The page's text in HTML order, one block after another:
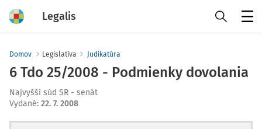
Legalis
Domov Legislatíva Judikatúra
6 Tdo 25/2008 - Podmienky dovolania
Najvyšší súd SR - senát
Vydané: 22. 7. 2008